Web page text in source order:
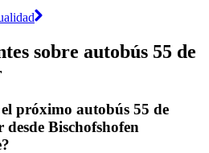
sobre autobús 55 de
próximo autobús 55 de
Bischofshofen